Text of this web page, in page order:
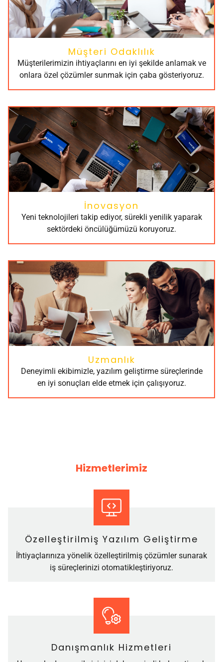
Müşteri Odaklılık
Müşterilerimizin ihtiyaçlarını en iyi şekilde anlamak ve
onlara özel çözümler sunmak için çaba gösteriyoruz.
İnovasyon
Yeni teknolojileri takip ediyor, sürekli yenilik yaparak
sektördeki öncülüğümüzü koruyoruz.
Uzmanlık
Deneyimli ekibimizle, yazılım geliştirme süreçlerinde
en iyi sonuçları elde etmek için çalışıyoruz.
Hizmetlerimiz
Özelleştirilmiş Yazılım Geliştirme
İhtiyaçlarınıza yönelik özelleştirilmiş çözümler sunarak
iş süreçlerinizi otomatikleştiriyoruz.
Danışmanlık Hizmetleri